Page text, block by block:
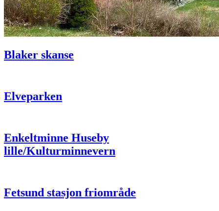
Blaker skanse
Elveparken
Enkeltminne Huseby
lille/Kulturminnevern
Fetsund stasjon friområde